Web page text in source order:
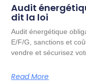
Audit
dit la loi
Audit énergétique
E/F/G, sanctions et
vendre et sécurisez
Read More